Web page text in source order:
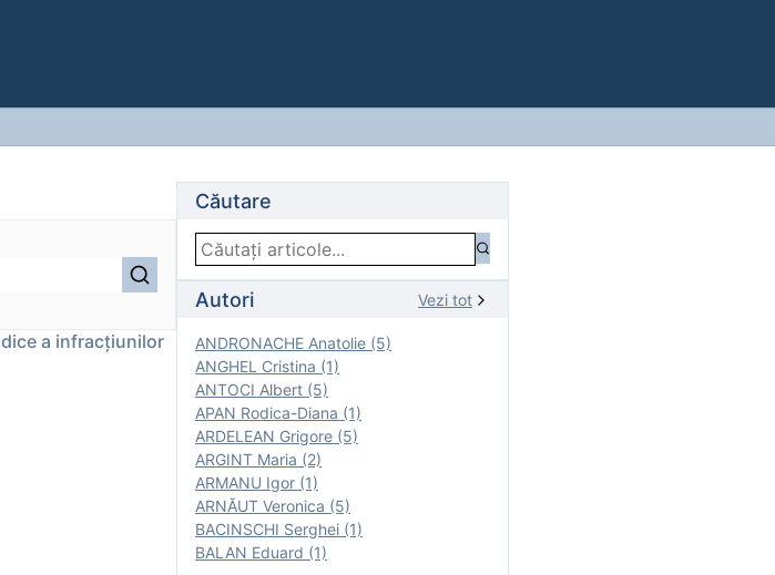
a infracţiunilor
Căutare
Autori Vezi tot
ANDRONACHE Anatolie (5)
ANGHEL Cristina (1)
ANTOCI Albert (5)
APAN Rodica-Diana (1)
ARDELEAN Grigore (5)
ARGINT Maria (2)
ARMANU Igor (1)
ARNĂUT Veronica (5)
BACINSCHI Serghei (1)
BALAN Eduard (1)